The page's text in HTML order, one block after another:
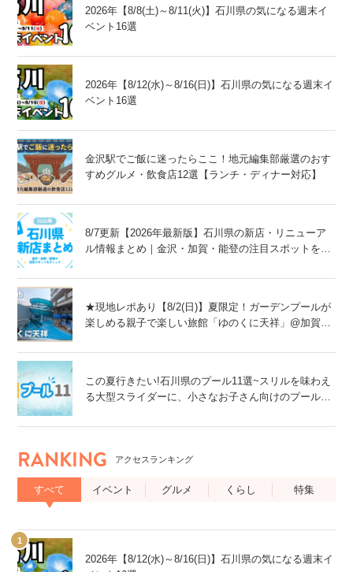
2026年【8/8(土)～8/11(火)】石川県の気になる週末イ
ベント16選
2026年【8/12(水)～8/16(日)】石川県の気になる週末イ
ベント16選
金沢駅でご飯に迷ったらここ！地元編集部厳選のおす
すめグルメ・飲食店12選【ランチ・ディナー対応】
8/7更新【2026年最新版】石川県の新店・リニューア
ル情報まとめ｜金沢・加賀・能登の注目スポットをチ
★現地レポあり【8/2(日)】夏限定！ガーデンプールが
楽しめる親子で楽しい旅館「ゆのくに天祥」@加賀
この夏行きたい!石川県のプール11選~スリルを味わえ
る大型スライダーに、小さなお子さん向けのプール
RANKING アクセスランキング
すべて イベント グルメ くらし 特集
2026年【8/12(水)～8/16(日)】石川県の気になる週末イ